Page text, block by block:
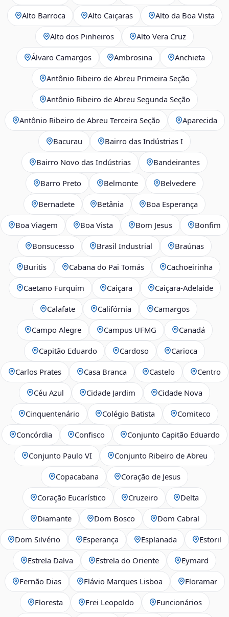
Alto Barroca Alto Caiçaras Alto da Boa Vista
Alto dos Pinheiros Alto Vera Cruz
Álvaro Camargos Ambrosina Anchieta
Antônio Ribeiro de Abreu Primeira Seção
Antônio Ribeiro de Abreu Segunda Seção
Antônio Ribeiro de Abreu Terceira Seção Aparecida
Bacurau Bairro das Indústrias I
Bairro Novo das Indústrias Bandeirantes
Barro Preto Belmonte Belvedere
Bernadete Betânia Boa Esperança
Boa Viagem Boa Vista Bom Jesus Bonfim
Bonsucesso Brasil Industrial Braúnas
Buritis Cabana do Pai Tomás Cachoeirinha
Caetano Furquim Caiçara Caiçara-Adelaide
Calafate Califórnia Camargos
Campo Alegre Campus UFMG Canadá
Capitão Eduardo Cardoso Carioca
Carlos Prates Casa Branca Castelo Centro
Céu Azul Cidade Jardim Cidade Nova
Cinquentenário Colégio Batista Comiteco
Concórdia Confisco Conjunto Capitão Eduardo
Conjunto Paulo VI Conjunto Ribeiro de Abreu
Copacabana Coração de Jesus
Coração Eucarístico Cruzeiro Delta
Diamante Dom Bosco Dom Cabral
Dom Silvério Esperança Esplanada Estoril
Estrela Dalva Estrela do Oriente Eymard
Fernão Dias Flávio Marques Lisboa Floramar
Floresta Frei Leopoldo Funcionários